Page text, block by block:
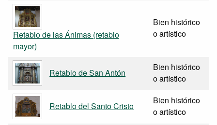
Retablo de las Ánimas (retablo
mayor)
Bien histórico
o artístico
Retablo de San Antón
Bien histórico
o artístico
Retablo del Santo Cristo
Bien histórico
o artístico